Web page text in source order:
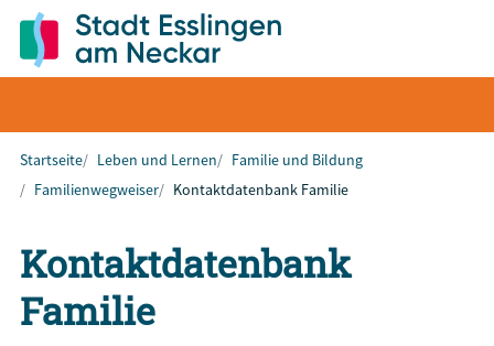
Startseite Leben und Lernen
Familie und Bildung
Familienwegweiser
Kontaktdatenbank Familie
Kontaktdatenbank
Familie